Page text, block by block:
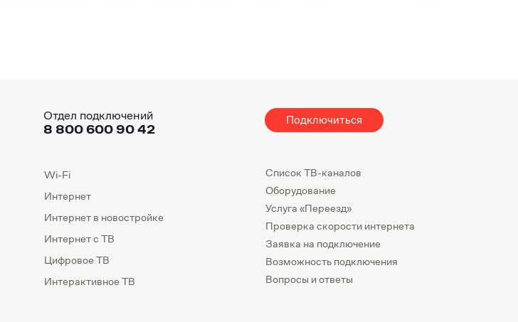
Отдел подключений
8 800 600 90 42
Подключиться
Wi-Fi
Интернет
Интернет в новостройке
Интернет с ТВ
Цифровое ТВ
Интерактивное ТВ
Список ТВ-каналов
Оборудование
Услуга «Переезд»
Проверка скорости интернета
Заявка на подключение
Возможность подключения
Вопросы и ответы